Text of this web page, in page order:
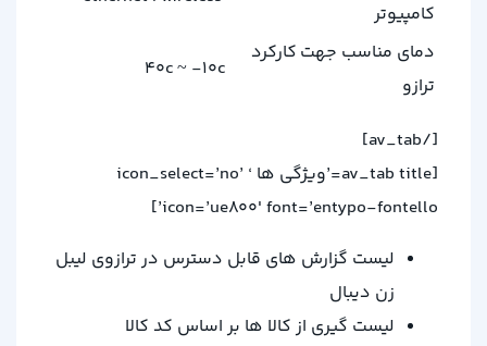
کامپیوتر
دمای مناسب جهت کارکرد
ترازو
40c ~ -10c
[/av_tab]
[av_tab title=’ویژگی ها ‘ icon_select=’no’
icon=’ue800′ font=’entypo-fontello’]
لیست گزارش های قابل دسترس در ترازوی لیبل
زن دیبال
لیست گیری از کالا ها بر اساس کد کالا